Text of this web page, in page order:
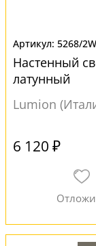
5268/2W
Настенный
латунный
Lumion
6 120 ₽